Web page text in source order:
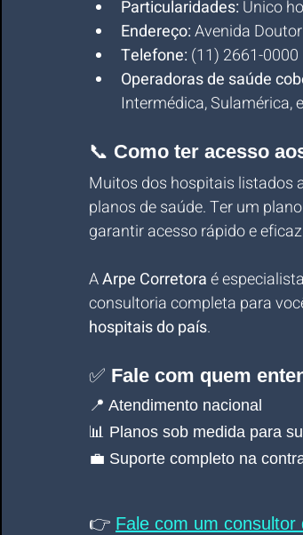
Particularidades: Único
Endereço: Avenida
Telefone: (11) 2661-0000
Operadoras de saúde
Intermédica, Sulamérica,
📞 Como ter acesso
Muitos dos hospitais listados
planos de saúde. Ter um
garantir acesso rápido e
A Arpe Corretora é
consultoria completa para
hospitais do país.
✅ Fale com quem
📍 Atendimento nacional
📊 Planos sob medida para
💼 Suporte completo na
👉 Fale com um consultor